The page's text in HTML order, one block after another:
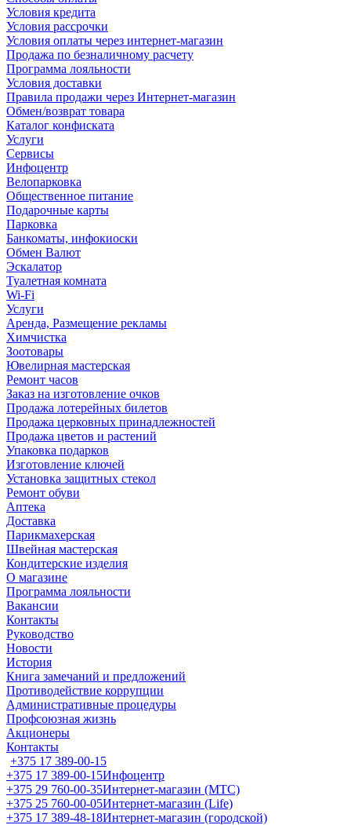
Условия кредита
Условия рассрочки
Условия оплаты через интернет-магазин
Продажа по безналичному расчету
Программа лояльности
Условия доставки
Правила продажи через Интернет-магазин
Обмен/возврат товара
Каталог конфиската
Услуги
Сервисы
Инфоцентр
Велопарковка
Общественное питание
Подарочные карты
Парковка
Банкоматы, инфокиоски
Обмен Валют
Эскалатор
Туалетная комната
Wi-Fi
Услуги
Аренда, Размещение рекламы
Химчистка
Зоотовары
Ювелирная мастерская
Ремонт часов
Заказ на изготовление очков
Продажа лотерейных билетов
Продажа церковных принадлежностей
Продажа цветов и растений
Упаковка подарков
Изготовление ключей
Установка защитных стекол
Ремонт обуви
Аптека
Доставка
Парикмахерская
Швейная мастерская
Кондитерские изделия
О магазине
Программа лояльности
Вакансии
Контакты
Руководство
Новости
История
Книга замечаний и предложений
Противодействие коррупции
Административные процедуры
Профсоюзная жизнь
Акционеры
Контакты
+375 17 389-00-15
+375 17 389-00-15Инфоцентр
+375 29 760-00-35Интернет-магазин (МТС)
+375 25 760-00-05Интернет-магазин (Life)
+375 17 389-48-18Интернет-магазин (городской)